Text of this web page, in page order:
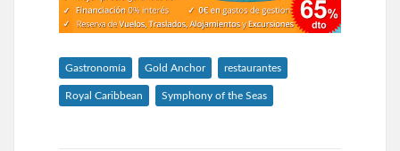
Gastronomía Gold Anchor restaurantes
Royal Caribbean Symphony of the Seas